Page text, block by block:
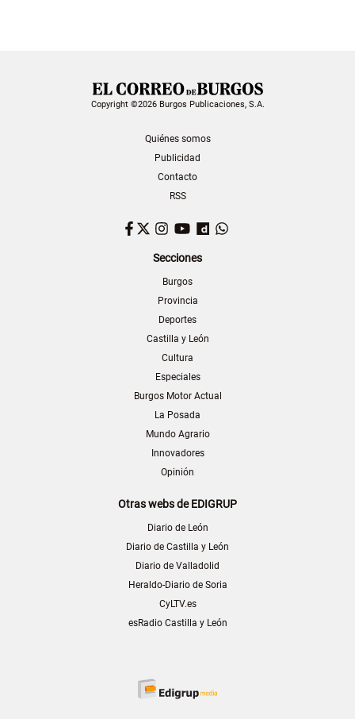
Copyright ©2026 Burgos Publicaciones, S.A.
Quiénes somos
Publicidad
Contacto
RSS
Facebook
TwitterInstagram
YouTubeDailymotion
Secciones
Burgos
Provincia
Deportes
Castilla y León
Cultura
Especiales
Burgos Motor Actual
La Posada
Mundo Agrario
Innovadores
Opinión
Otras webs de EDIGRUP
Diario de León
Diario de Castilla y León
Diario de Valladolid
Heraldo-Diario de Soria
CyLTV.es
esRadio Castilla y León